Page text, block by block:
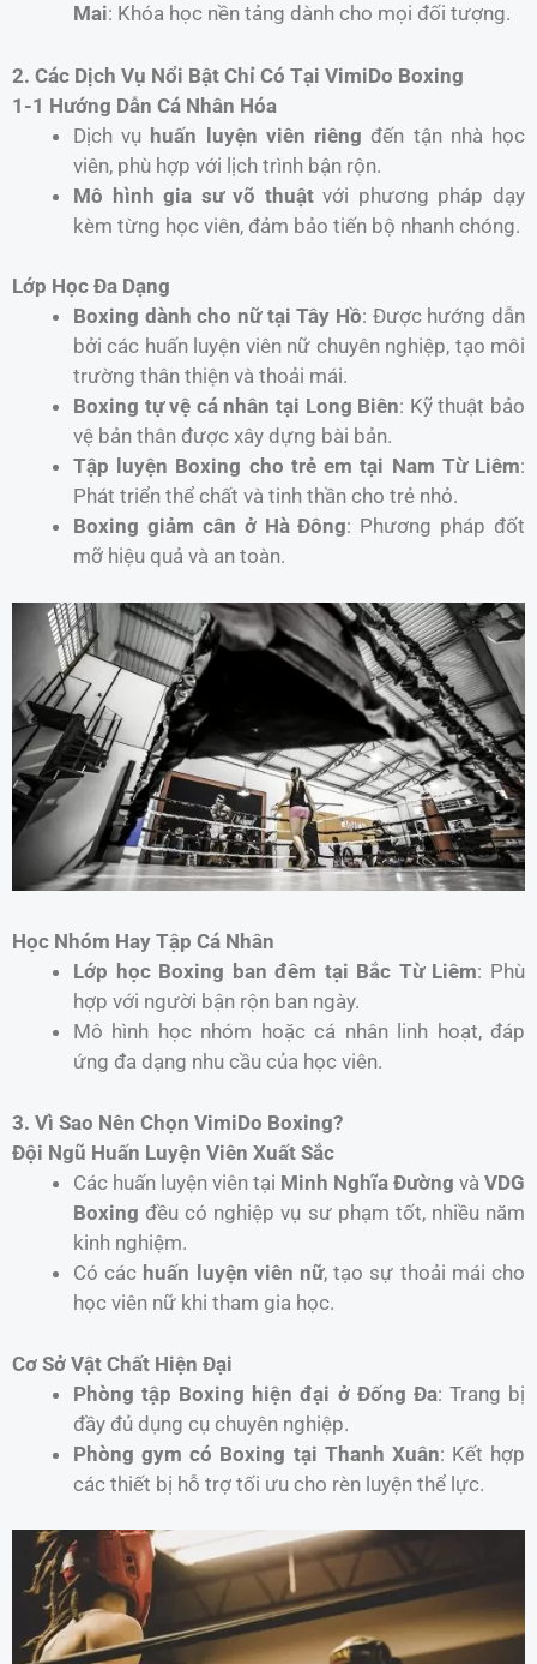
Mai: Khóa học nền tảng dành cho mọi đối tượng.
2. Các Dịch Vụ Nổi Bật Chỉ Có Tại VimiDo Boxing
1-1 Hướng Dẫn Cá Nhân Hóa
Dịch vụ huấn luyện viên riêng đến tận nhà học
viên, phù hợp với lịch trình bận rộn.
Mô hình gia sư võ thuậtvới phương pháp dạy
kèm từng học viên, đảm bảo tiến bộ nhanh chóng.
Lớp Học Đa Dạng
Boxing dành cho nữ tại Tây Hồ: Được hướng dẫn
bởi các huấn luyện viên nữ chuyên nghiệp, tạo môi
trường thân thiện và thoải mái.
Boxing tự vệ cá nhân tại Long Biên: Kỹ thuật bảo
vệ bản thân được xây dựng bài bản.
Tập luyện Boxing cho trẻ em tại Nam Từ Liêm:
Phát triển thể chất và tinh thần cho trẻ nhỏ.
Boxing giảm cân ở Hà Đông: Phương pháp đốt
mỡ hiệu quả và an toàn.
Học Nhóm Hay Tập Cá Nhân
Lớp học Boxing ban đêm tại Bắc Từ Liêm: Phù
hợp với người bận rộn ban ngày.
Mô hình học nhóm hoặc cá nhân linh hoạt, đáp
ứng đa dạng nhu cầu của học viên.
3. Vì Sao Nên Chọn VimiDo Boxing?
Đội Ngũ Huấn Luyện Viên Xuất Sắc
Các huấn luyện viên tại Minh Nghĩa Đường và VDG
Boxing đều có nghiệp vụ sư phạm tốt, nhiều năm
kinh nghiệm.
Có các huấn luyện viên nữ, tạo sự thoải mái cho
học viên nữ khi tham gia học.
Cơ Sở Vật Chất Hiện Đại
Phòng tập Boxing hiện đại ở Đống Đa: Trang bị
đầy đủ dụng cụ chuyên nghiệp.
Phòng gym có Boxing tại Thanh Xuân: Kết hợp
các thiết bị hỗ trợ tối ưu cho rèn luyện thể lực.